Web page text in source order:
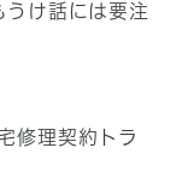
うけ話には要注
修理契約トラ